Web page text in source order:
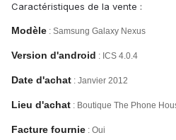
Caractéristiques de la vente :
Modèle : Samsung Galaxy Nexus
Version d'android : ICS 4.0.4
Date d'achat : Janvier 2012
Lieu d'achat : Boutique The Phone
Facture fournie : Oui